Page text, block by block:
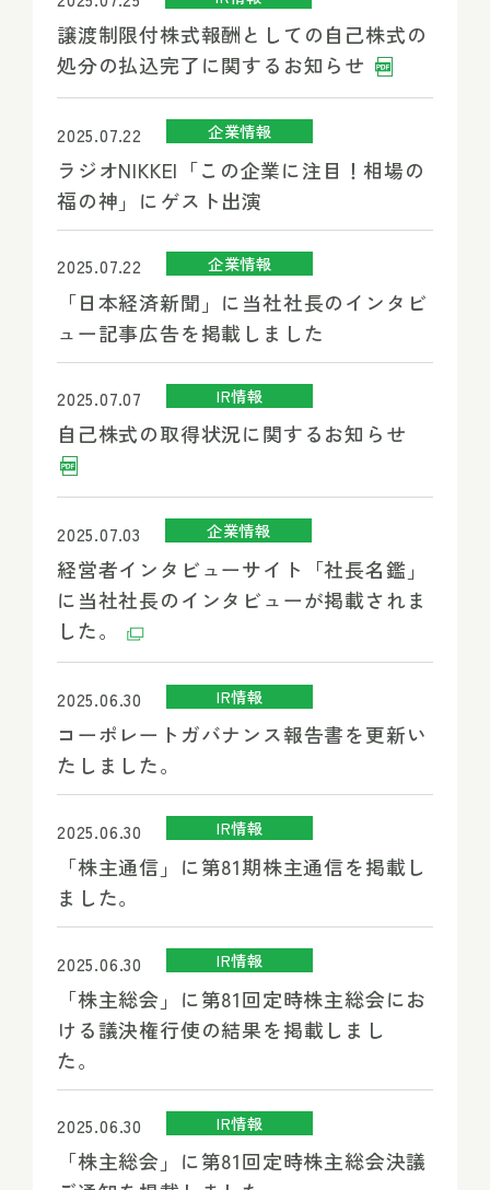
譲渡制限付株式報酬としての自己株式の
処分の払込完了に関するお知らせ
2025.07.22 企業情報
ラジオNIKKEI「この企業に注目！相場の
福の神」にゲスト出演
2025.07.22 企業情報
「日本経済新聞」に当社社長のインタビ
ュー記事広告を掲載しました
2025.07.07 IR情報
自己株式の取得状況に関するお知らせ
2025.07.03 企業情報
経営者インタビューサイト「社長名鑑」
に当社社長のインタビューが掲載されま
した。
2025.06.30 IR情報
コーポレートガバナンス報告書を更新い
たしました。
2025.06.30 IR情報
「株主通信」に第81期株主通信を掲載し
ました。
2025.06.30 IR情報
「株主総会」に第81回定時株主総会にお
ける議決権行使の結果を掲載しまし
た。
2025.06.30 IR情報
「株主総会」に第81回定時株主総会決議